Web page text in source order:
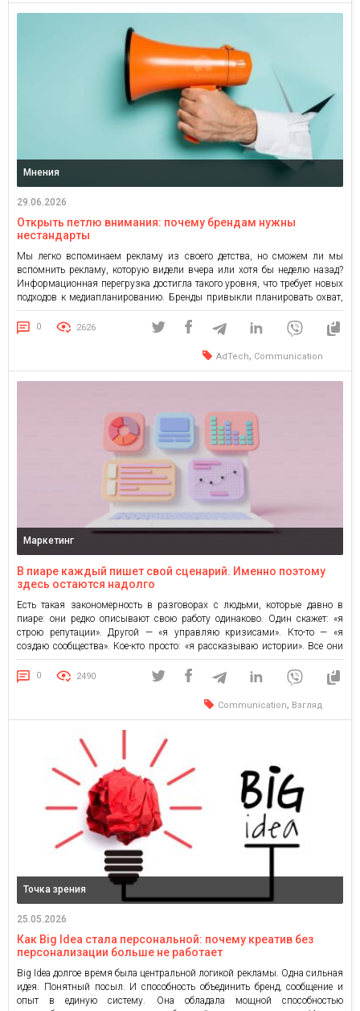
Мнения
29.06.2026
Открыть петлю внимания: почему брендам нужны
нестандарты
Мы легко вспоминаем рекламу из своего детства, но сможем ли мы
вспомнить рекламу, которую видели вчера или хотя бы неделю назад?
Информационная перегрузка достигла такого уровня, что требует новых
подходов к медиапланированию. Бренды привыкли планировать охват,
частоту и медийное давление, но в эпоху избытка контента этого уже
недостаточно. До человека нужно не только достучаться сообщением, […]
0 2626
AdTech, Communication
Маркетинг
В пиаре каждый пишет свой сценарий. Именно поэтому
здесь остаются надолго
Есть такая закономерность в разговорах с людьми, которые давно в
пиаре: они редко описывают свою работу одинаково. Один скажет: «я
строю репутации». Другой — «я управляю кризисами». Кто-то — «я
создаю сообщества». Кое-кто просто: «я рассказываю истории». Все они
правы. И именно это точнее всего описывает пиар, где каждое
направление существует как отдельный мир, но […]
0 2490
Communication, Взгляд
Точка зрения
25.05.2026
Как Big Idea стала персональной: почему креатив без
персонализации больше не работает
Big Idea долгое время была центральной логикой рекламы. Одна сильная
идея. Понятный посыл. И способность объединить бренд, сообщение и
опыт в единую систему. Она обладала мощной способностью